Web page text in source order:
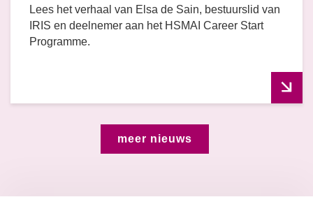
Lees het verhaal van Elsa de Sain, bestuurslid van
IRIS en deelnemer aan het HSMAI Career Start
Programme.
meer nieuws